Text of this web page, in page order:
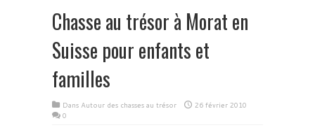
Chasse au trésor à Morat en
Suisse pour enfants et
familles
Dans Autour des chasses au trésor
26 février 2010
0